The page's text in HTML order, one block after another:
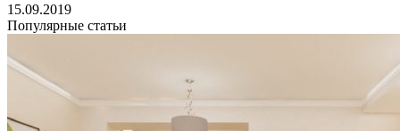
15.09.2019
Популярные статьи